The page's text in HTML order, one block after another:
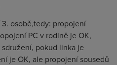
osobě,tedy: propojení
PC v rodině je OK,
pokud linka je
je OK, ale propojení sousedů